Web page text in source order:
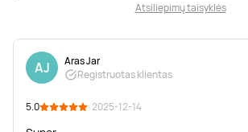
Atsiliepimų taisyklės
AJ
Aras Jar
Registruotas klientas
5.0 · 2025-12-14